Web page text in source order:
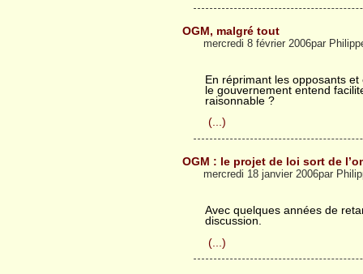
OGM, malgré tout
mercredi 8 février 2006par
En réprimant les opposants
le gouvernement entend
raisonnable ?
(...)
OGM : le projet de loi sort de
mercredi 18 janvier 2006par
Avec quelques années de
discussion.
(...)